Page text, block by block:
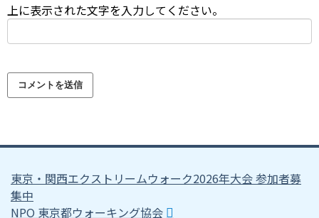
上に表示された文字を入力してください。
東京・関西エクストリームウォーク2026年大会 参加者募
集中
NPO 東京都ウォーキング協会